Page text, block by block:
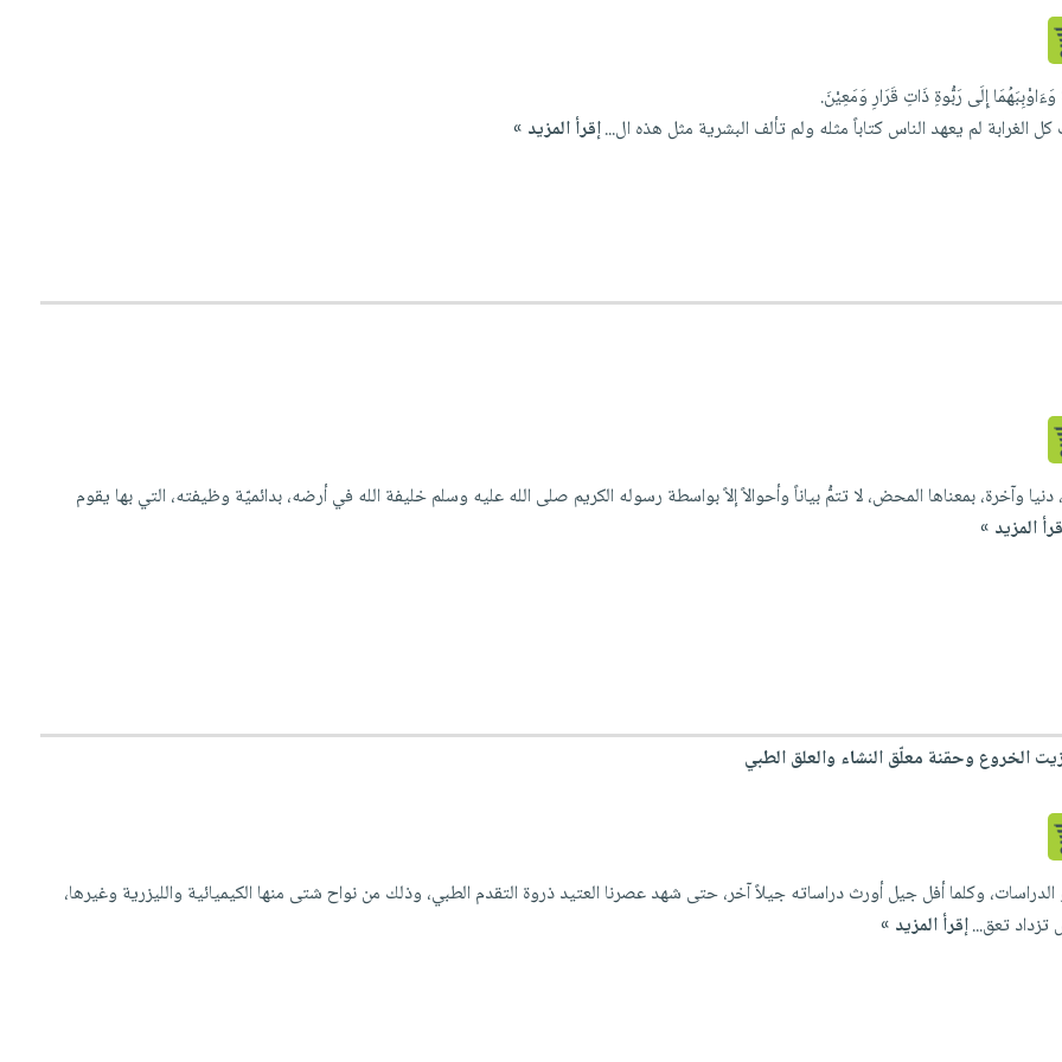
إِلَى رَبُّوةِ ذَاتِ قَرَارِ وَمَعِيْنَ.
لم يعهد الناس كتاباً مثله ولم تألف البشرية مثل هذه ال...إقرأ المزيد »
دنيا وآخرة، بمعناها المحض، لا تتمُّ بياناً وأحوالاً إلاً بواسطة رسوله الكريم صلى الله عليه وسلم خليفة الله في أرضه، بدائميّة وظيفته، التي بها يقوم
المزيد »
الخروع وحقنة معلّق النشاء والعلق الطبي
وكلما أفل جيل أورث دراساته جيلاً آخر، حتى شهد عصرنا العتيد ذروة التقدم الطبي، وذلك من نواح شتى منها الكيميائية والليزرية وغيرها،
تزداد تعق...إقرأ المزيد »